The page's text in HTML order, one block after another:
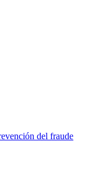
del fraude